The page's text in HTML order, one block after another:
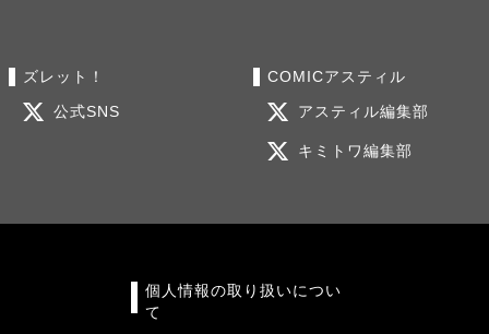
ズレット！
公式SNS
COMICアスティル
アスティル編集部
キミトワ編集部
個人情報の取り扱いについ
て